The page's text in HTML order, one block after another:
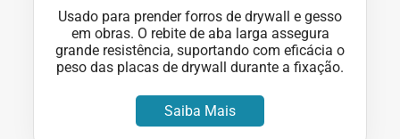
Usado para prender forros de drywall e gesso
em obras. O rebite de aba larga assegura
grande resistência, suportando com eficácia o
peso das placas de drywall durante a fixação.
Saiba Mais